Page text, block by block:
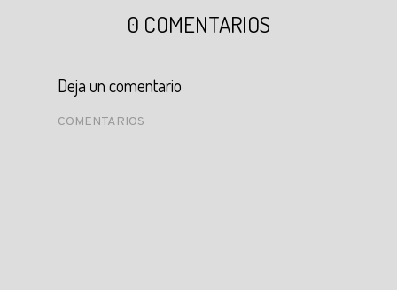
0 COMENTARIOS
Deja un comentario
COMENTARIOS